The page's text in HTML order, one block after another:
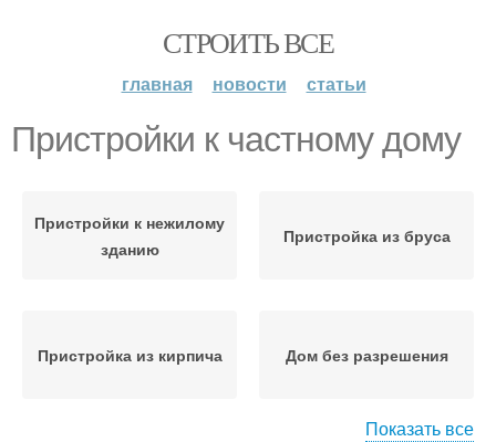
СТРОИТЬ ВСЕ
главная новости статьи
Пристройки к частному дому
Пристройки к нежилому
зданию
Пристройка из бруса
Пристройка из кирпича Дом без разрешения
Показать все